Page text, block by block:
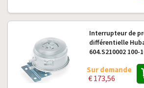
Interrupteur de
différentielle
604.S210002 100-
Sur demande
€ 173,56